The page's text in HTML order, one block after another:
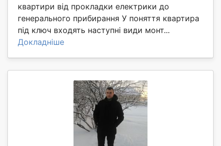
квартири від прокладки електрики до
генерального прибирання У поняття квартира
під ключ входять наступні види монт...
Докладніше